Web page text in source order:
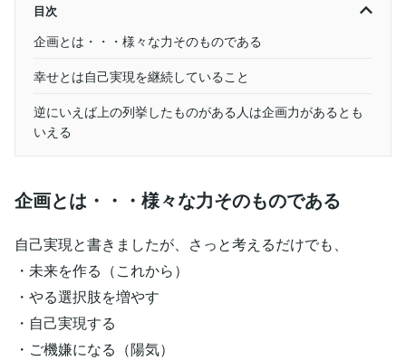
目次
企画とは・・・様々な力そのものである
幸せとは自己実現を継続していること
逆にいえば上の列挙したものがある人は企画力があるとも
いえる
企画とは・・・様々な力そのものである
自己実現と書きましたが、さっと考えるだけでも、
・未来を作る（これから）
・やる選択肢を増やす
・自己実現する
・ご機嫌になる（陽気）